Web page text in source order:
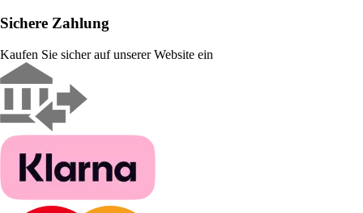
Sichere Zahlung
Kaufen Sie sicher auf unserer Website ein